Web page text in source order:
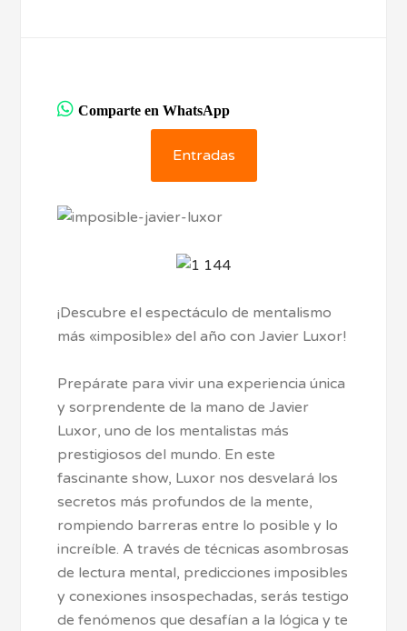
Comparte en WhatsApp
Entradas
¡Descubre el espectáculo de mentalismo
más «imposible» del año con Javier Luxor!
Prepárate para vivir una experiencia única
y sorprendente de la mano de Javier
Luxor, uno de los mentalistas más
prestigiosos del mundo. En este
fascinante show, Luxor nos desvelará los
secretos más profundos de la mente,
rompiendo barreras entre lo posible y lo
increíble. A través de técnicas asombrosas
de lectura mental, predicciones imposibles
y conexiones insospechadas, serás testigo
de fenómenos que desafían a la lógica y te